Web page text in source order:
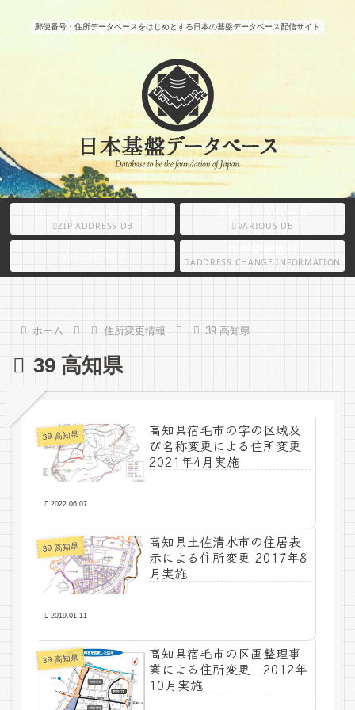
郵便番号・住所データベースをはじめとする日本の基盤データベース配信サイト
住所基盤データベース
ZIP ADDRESS DB VARIOUS DB
ADDRESS CHANGE INFORMATION
ホーム 住所変更情報 39 高知県
39 高知県
39 高知県
高知県宿毛市の字の区域及
び名称変更による住所変更
2021年4月実施
2022.06.07
39 高知県
高知県土佐清水市の住居表
示による住所変更 2017年8
月実施
2019.01.11
39 高知県
高知県宿毛市の区画整理事
業による住所変更 2012年
10月実施